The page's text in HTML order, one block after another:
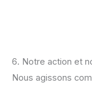
6. Notre action et
Nous agissons